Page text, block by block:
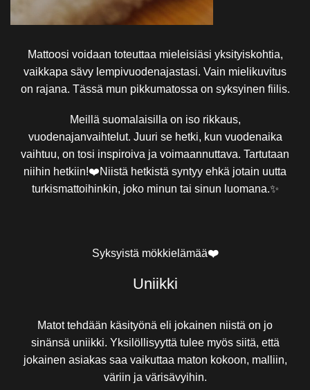
Mattoosi voidaan toteuttaa mieleisiäsi yksityiskohtia,
vaikkapa sävy lempivuodenajastasi. Vain mielikuvitus
on rajana. Tässä mun pikkumatossa on syksyinen fiilis.
Meillä suomalaisilla on iso rikkaus,
vuodenajanvaihtelut. Juuri se hetki, kun vuodenaika
vaihtuu, on tosi inspiroiva ja voimaannuttava. Tartutaan
niihin hetkiin!❤️Niistä hetkistä syntyy ehkä jotain uutta
turkismattoihinkin, joko minun tai sinun luomana.✨
Syksyistä mökkielämää❤️
Uniikki
Matot tehdään käsityönä eli jokainen niistä on jo
sinänsä uniikki. Yksilöllisyyttä tulee myös siitä, että
jokainen asiakas saa vaikuttaa maton kokoon, malliin,
väriin ja värisävyihin.